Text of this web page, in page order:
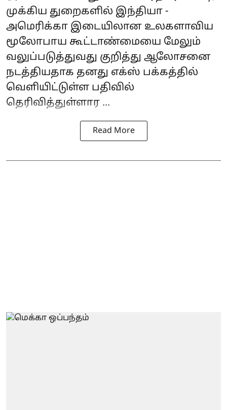
முக்கிய துறைகளில் இந்தியா -
அமெரிக்கா இடையிலான உலகளாவிய
மூலோபாய கூட்டாண்மையை மேலும்
வலுப்படுத்துவது குறித்து ஆலோசனை
நடத்தியதாக தனது எக்ஸ் பக்கத்தில்
வெளியிட்டுள்ள பதிவில்
தெரிவித்துள்ளார ...
Read More